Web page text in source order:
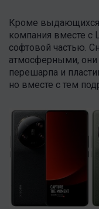
Кроме выдающихся
компания вместе с
софтовой частью.
атмосферными, они
перешарпа и
но вместе с тем